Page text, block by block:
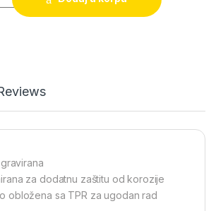
za dodatnu zaštitu od korozije
obložena sa TPR za ugodan rad